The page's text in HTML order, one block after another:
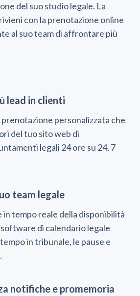
del suo studio legale. La
con la prenotazione online
al suo team di affrontare più
lead in clienti
prenotazione personalizzata che
del tuo sito web di
legali 24 ore su 24, 7
team legale
tempo reale della disponibilità
di calendario legale
in tribunale, le pause e
notifiche e promemoria